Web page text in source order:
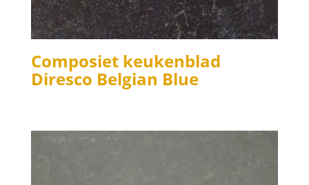
Composiet keukenblad
Diresco Belgian Blue